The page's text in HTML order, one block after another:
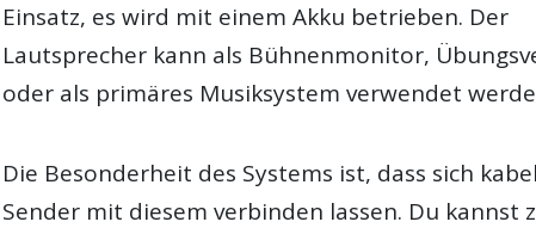
Einsatz, es wird mit einem Akku betrieben. Der
Lautsprecher kann als Bühnenmonitor,
oder als primäres Musiksystem verwendet
Die Besonderheit des Systems ist, dass sich
Sender mit diesem verbinden lassen. Du kannst